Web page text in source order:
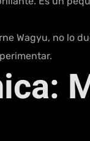
Wagyu, no lo